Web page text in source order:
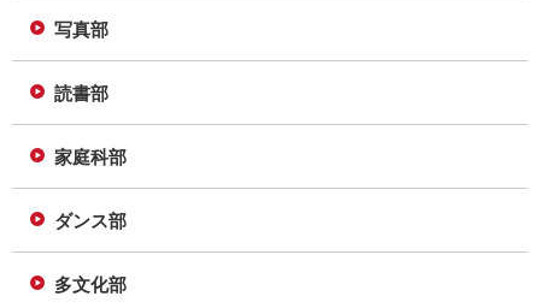
写真部
読書部
家庭科部
ダンス部
多文化部